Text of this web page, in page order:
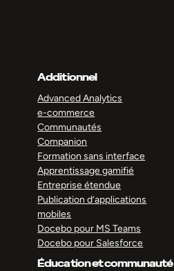
Additionnel
Advanced Analytics
e-commerce
Communautés
Companion
Formation sans interface
Apprentissage gamifié
Entreprise étendue
Publication d’applications
mobiles
Docebo pour MS Teams
Docebo pour Salesforce
Éducation et communauté